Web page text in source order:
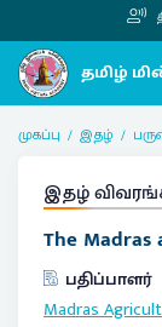
முகப்பு இதழ்
இதழ்
The
பதிப்பாளர்
Madras